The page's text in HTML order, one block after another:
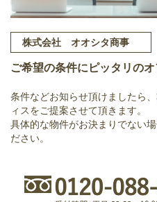
株式会社 オオシタ商事
ご希望の条件にピッタリの
条件などお知らせ頂けましたら
ィスをご提案させて頂きます。
具体的な物件がお決まりでない
ださい。